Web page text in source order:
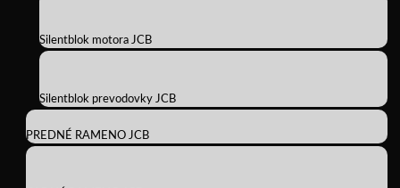
Silentblok motora JCB
Silentblok prevodovky JCB
PREDNÉ RAMENO JCB